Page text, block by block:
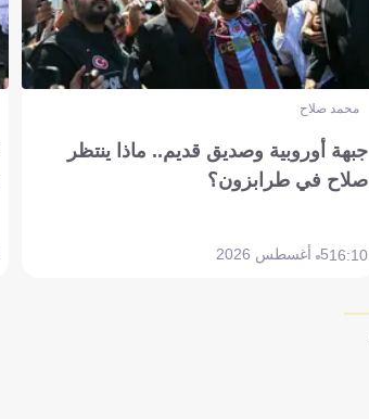
محمد صلاح
جبهة أوروبية وصديق قديم.. ماذا ينتظر
صلاح في طرابزون؟
16:105 أغسطس 2026